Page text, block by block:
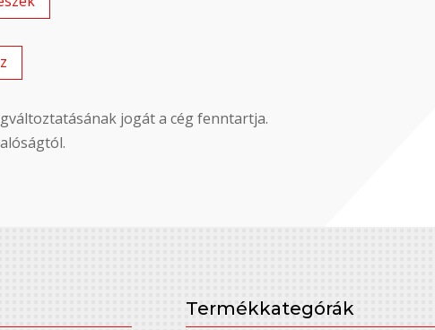
jogát a cég fenntartja.
Termékkategórák